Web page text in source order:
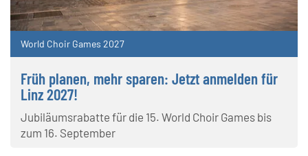
World Choir Games 2027
Früh planen, mehr sparen: Jetzt anmelden für
Linz 2027!
Jubiläumsrabatte für die 15. World Choir Games bis
zum 16. September